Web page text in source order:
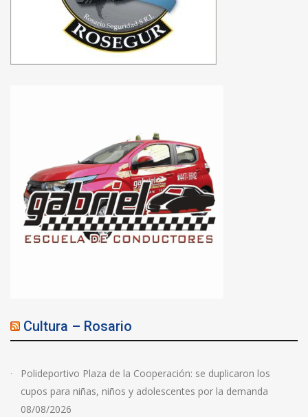
Cultura – Rosario
Polideportivo Plaza de la Cooperación: se duplicaron los
cupos para niñas, niños y adolescentes por la demanda
08/08/2026